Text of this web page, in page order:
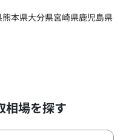
熊本県大分県宮崎県鹿児島県
相場を探す